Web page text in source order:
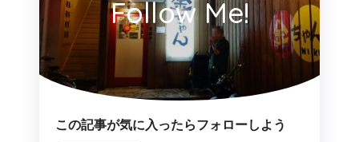
Follow Me!
この記事が気に入ったらフォローしよう